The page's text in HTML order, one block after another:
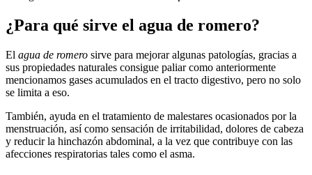
¿Para qué sirve el agua de romero?
El agua de romero sirve para mejorar algunas patologías, gracias a
sus propiedades naturales consigue paliar como anteriormente
mencionamos gases acumulados en el tracto digestivo, pero no solo
se limita a eso.
También, ayuda en el tratamiento de malestares ocasionados por la
menstruación, así como sensación de irritabilidad, dolores de cabeza
y reducir la hinchazón abdominal, a la vez que contribuye con las
afecciones respiratorias tales como el asma.